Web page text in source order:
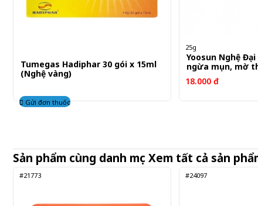
Tumegas Hadiphar 30 gói x 15ml
(Nghệ vàng)
Gửi đơn thuốc
25g
Yoosun Nghệ Đại
ngừa mụn, mờ
18.000 đ
Sản phẩm cùng danh mục Xem tất cả sản
#21773 #24097